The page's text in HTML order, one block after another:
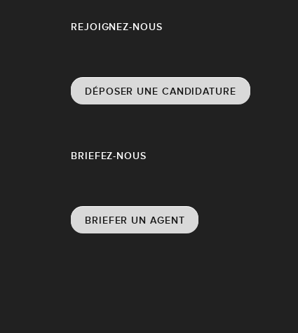
REJOIGNEZ-NOUS
DÉPOSER UNE CANDIDATURE
BRIEFEZ-NOUS
BRIEFER UN AGENT